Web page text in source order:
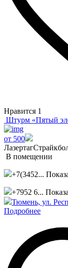
Нравится 1
Штурм «Пятый
от 500
Лазертаг
В помещении
+7(3452...
+7952 6...
Тюмень, ул.
Подробнее